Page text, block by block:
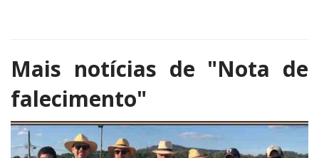
Mais notícias de "Nota de
falecimento"